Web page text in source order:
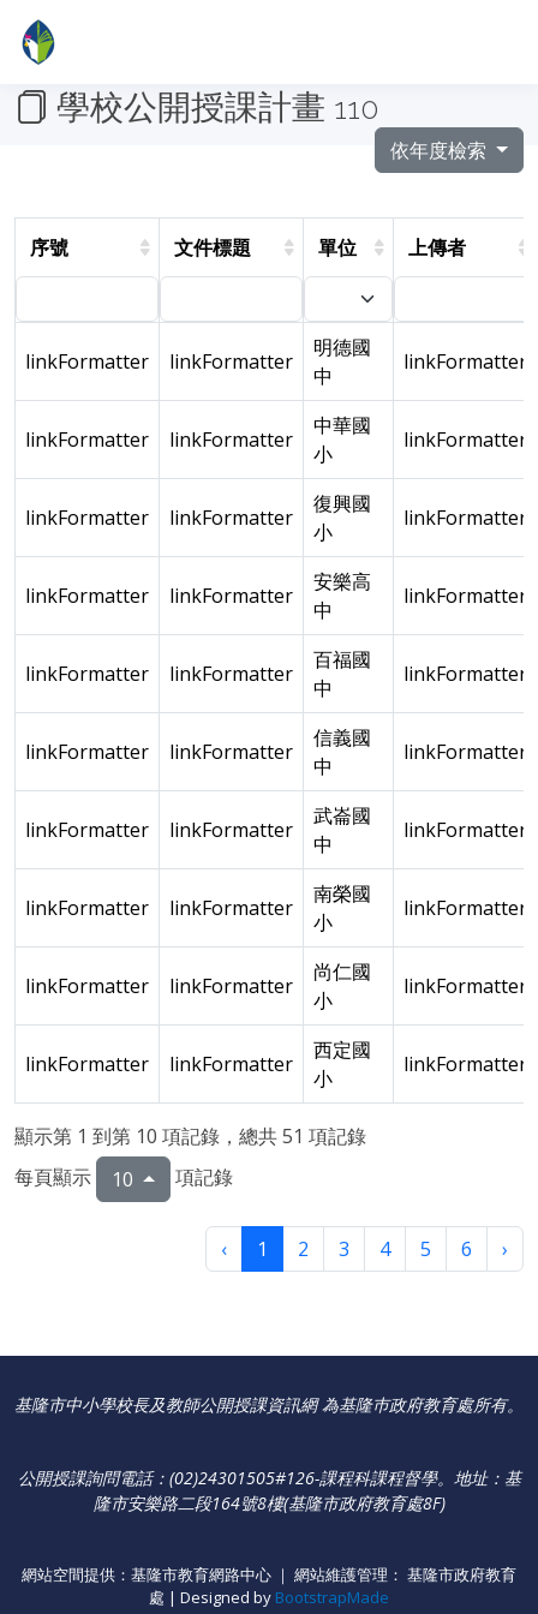
學校公開授課計畫 110
依年度檢索
序號 文件標題 單位 上傳者
linkFormatter linkFormatter
明德國
中
linkFormatter
linkFormatter linkFormatter
中華國
小
linkFormatter
linkFormatter linkFormatter
復興國
小
linkFormatter
linkFormatter linkFormatter
安樂高
中
linkFormatter
linkFormatter linkFormatter
百福國
中
linkFormatter
linkFormatter linkFormatter
信義國
中
linkFormatter
linkFormatter linkFormatter
武崙國
中
linkFormatter
linkFormatter linkFormatter
南榮國
小
linkFormatter
linkFormatter linkFormatter
尚仁國
小
linkFormatter
linkFormatter linkFormatter
西定國
小
linkFormatter
顯示第 1 到第 10 項記錄，總共 51 項記錄
每頁顯示
10 項記錄
‹ 1 2 3 4 5 6 ›
基隆市中小學校長及教師公開授課資訊網 為基隆巿政府教育處所有。
公開授課詢問電話：(02)24301505#126-課程科課程督學。 地址：基
隆市安樂路二段164號8樓(基隆市政府教育處8F)
網站空間提供：基隆市教育網路中心 ｜ 網站維護管理： 基隆市政府教育
處 | Designed by BootstrapMade